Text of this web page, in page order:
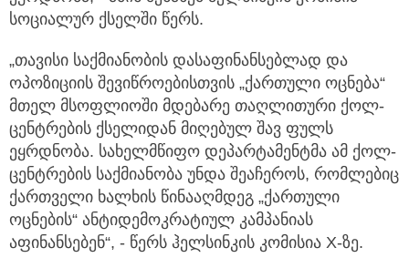
სოციალურ ქსელში წერს.
„თავისი საქმიანობის დასაფინანსებლად და
ოპოზიციის შევიწროებისთვის „ქართული ოცნება“
მთელ მსოფლიოში მდებარე თაღლითური ქოლ-
ცენტრების ქსელიდან მიღებულ შავ ფულს
ეყრდნობა. სახელმწიფო დეპარტამენტმა ამ ქოლ-
ცენტრების საქმიანობა უნდა შეაჩეროს, რომლებიც
ქართველი ხალხის წინააღმდეგ „ქართული
ოცნების“ ანტიდემოკრატიულ კამპანიას
აფინანსებენ“, - წერს ჰელსინკის კომისია X-ზე.